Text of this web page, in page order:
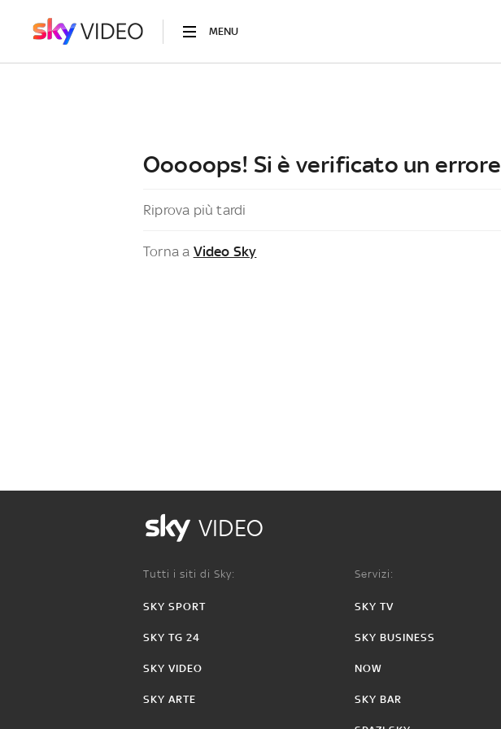
MENU
Ooooops! Si è verificato un errore
Riprova più tardi
Torna a Video Sky
VIDEO
Tutti i siti di Sky:
SKY SPORT
SKY TG 24
SKY VIDEO
SKY ARTE
Servizi:
SKY TV
SKY BUSINESS
NOW
SKY BAR